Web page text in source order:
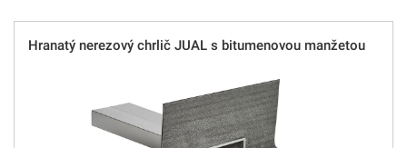
Hranatý nerezový chrlič JUAL s bitumenovou manžetou